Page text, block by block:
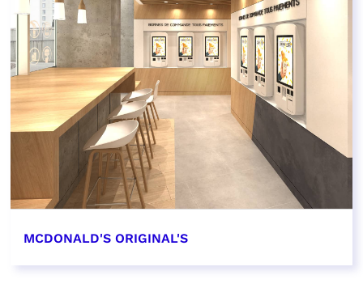
MCDONALD'S ORIGINAL'S